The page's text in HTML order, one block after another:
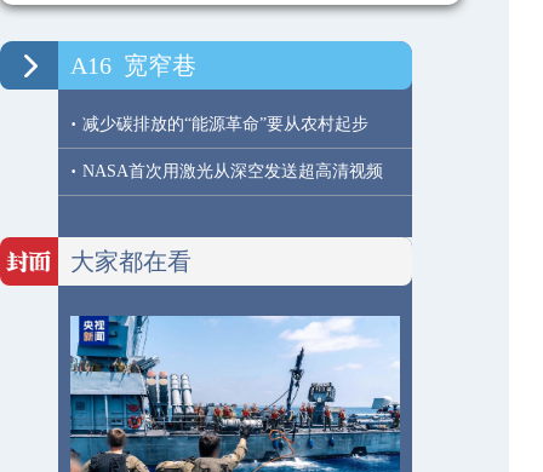
A16 宽窄巷
· 减少碳排放的“能源革命”要从农村起步
· NASA首次用激光从深空发送超高清视频
大家都在看